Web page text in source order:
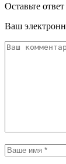
Оставьте ответ
Ваш